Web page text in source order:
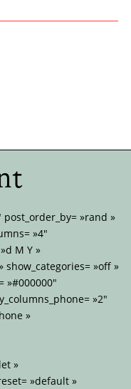
post_order_by= »rand »
»4″
M Y »
show_categories= »off »
»#000000″
»2″
»
»
»default »